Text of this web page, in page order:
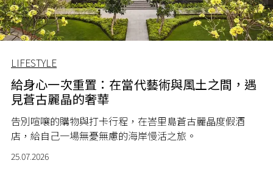
LIFESTYLE
給身心一次重置：在當代藝術與風土之間，遇
見蒼古麗晶的奢華
告別喧嚷的購物與打卡行程，在峇里島蒼古麗晶度假酒
店，給自己一場無憂無慮的海岸慢活之旅。
25.07.2026